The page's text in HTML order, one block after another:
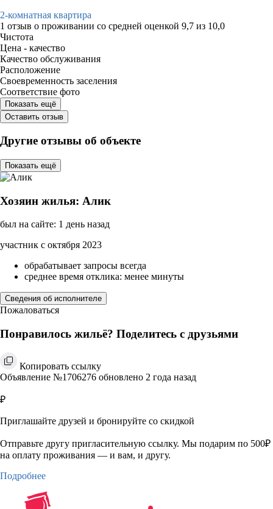
2-комнатная квартира
1 отзыв о проживании со средней оценкой 9,7 из 10,0
Чистота
Цена - качество
Качество обслуживания
Расположение
Своевременность заселения
Соответствие фото
Показать ещё
Оставить отзыв
Другие отзывы об объекте
Показать ещё
Хозяин жилья: Алик
был на сайте: 1 день назад
участник с октября 2023
обрабатывает запросы всегда
среднее время отклика: менее минуты
Сведения об исполнителе
Пожаловаться
Понравилось жильё? Поделитесь с друзьями
Копировать ссылку
Объявление №1706276 обновлено 2 года назад
₽
Приглашайте друзей и бронируйте со скидкой
Отправьте другу пригласительную ссылку. Мы подарим по 500₽
на оплату проживания — и вам, и другу.
Подробнее